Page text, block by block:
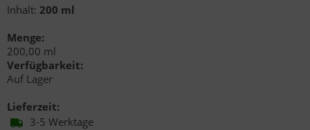
Inhalt: 200 ml
Menge:
200,00 ml
Verfügbarkeit:
Auf Lager
Lieferzeit:
3-5 Werktage